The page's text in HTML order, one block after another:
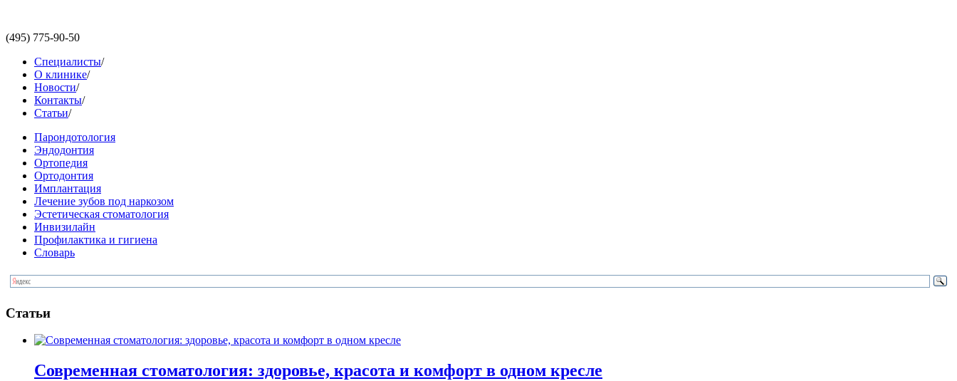
(495) 775-90-50
Специалисты/
О клинике/
Новости/
Контакты/
Статьи/
Парондотология
Эндодонтия
Ортопедия
Ортодонтия
Имплантация
Лечение зубов под наркозом
Эстетическая стоматология
Инвизилайн
Профилактика и гигиена
Словарь
Статьи
Современная стоматология: здоровье, красота и комфорт в одном кресле